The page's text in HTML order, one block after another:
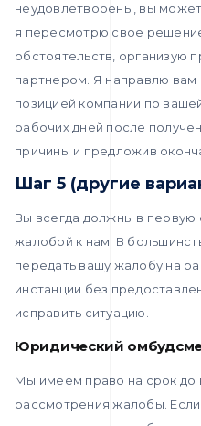
неудовлетворены, вы
я пересмотрю свое
обстоятельств, организую
партнером. Я направлю вам
позицией компании по
рабочих дней после
причины и предложив
Шаг 5 (другие
Вы всегда должны в первую
жалобой к нам. В
передать вашу жалобу на
инстанции без
исправить ситуацию.
Юридический
Мы имеем право на срок до
рассмотрения жалобы.